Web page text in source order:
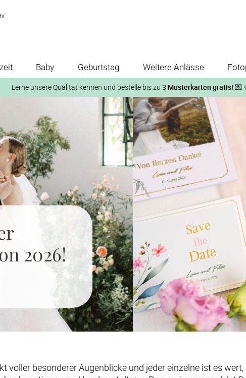
Baby Geburtstag Weitere Anlässe
Lerne unsere Qualität kennen und bestelle bis zu 3 Musterkarten gratis! 💌
Und so geht‘s:
1. Wähle bis zu 3 Kartendesigns
Musterkarte“ auf der jeweiligen Produktseite und lasse Dir die Karten
2026!
voller besonderer Augenblicke und jeder einzelne ist es